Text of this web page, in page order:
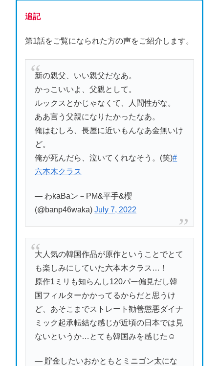
追記
第1話をご覧になられた方の声をご紹介します。
新の親父、いい親父だなあ。
かっこいいよ、父親として。
ルックスとかじゃなくて、人間性がな。
ああ言う父親になりたかったなあ。
俺はむしろ、長屋に近いもんなあ金無いけ
ど。
俺が死んだら、泣いてくれなそう。(笑)#
六本木クラス
— わkaBaン－PM&平手&櫻
(@banp46waka)July 7, 2022
大人気の韓国作品が原作ということでとて
も楽しみにしていた六本木クラス…！
原作1ミリも知らんし120パー偏見だし韓
国フィルターかかってるからだと思うけ
ど、あそこまでストレート勧善懲悪ダイナ
ミック起承転結な感じが近頃の日本では見
ないというか…とても韓国みを感じた☺️
— 貯金したいおかともとミニゴン太にな